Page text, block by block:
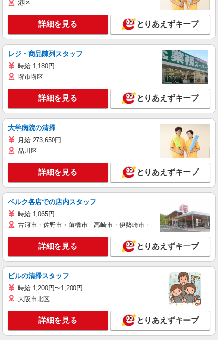
港区
詳細を見る とりあえずキープ
レジ・商品陳列スタッフ
時給 1,180円
堺市堺区
詳細を見る とりあえずキープ
大学病院の清掃
月給 273,650円
品川区
詳細を見る とりあえずキープ
ベルク各店での店内スタッフ
時給 1,065円
古河市・佐野市・前橋市・高崎市・伊勢崎市・太田市・館林市・藤
詳細を見る とりあえずキープ
ビルの清掃スタッフ
時給 1,200円〜1,200円
大阪市北区
詳細を見る とりあえずキープ